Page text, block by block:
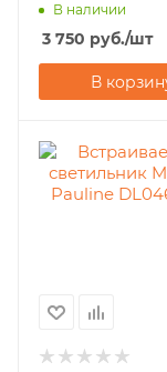
В наличии
3 750 руб./шт
В